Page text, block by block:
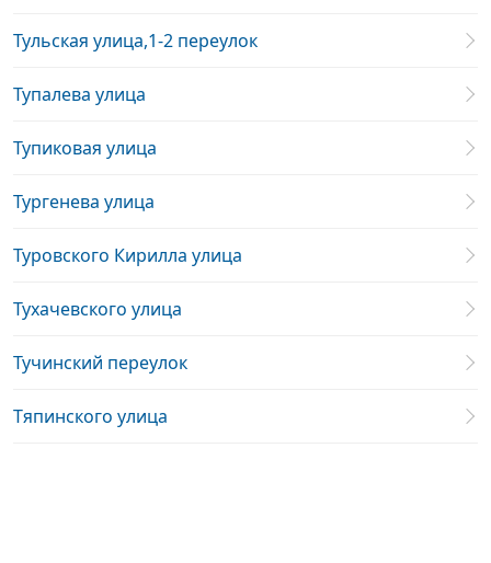
Тульская улица,1-2 переулок
Тупалева улица
Тупиковая улица
Тургенева улица
Туровского Кирилла улица
Тухачевского улица
Тучинский переулок
Тяпинского улица